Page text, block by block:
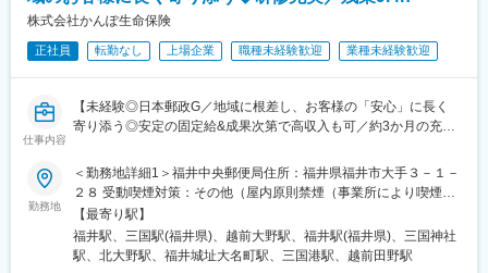
株式会社かんぽ生命保険
正社員 転勤なし 上場企業 職種未経験歓迎 業種未経験歓迎
仕事内容
【未経験◎日本郵政G／地域に根差し、お客様の「安心」に長く
寄り添う◎安定の固定給&成果次第で高収入も可／約3か月の充実
★未経験でも長期的にご活躍！
（1）約3か月の集合研修で同期とスタート★子育てなどで参加が
難しい方はリモートプログラムあり
└配属後も班体制で、教育トレーナーや先輩が日常的にフォロー
（2）営業・保険未経験で入社した社員が多数活躍中
勤務地
＜勤務地詳細1＞福井中央郵便局住所：福井県福井市大手３－１－
２８ 受動喫煙対策：その他（屋内原則禁煙（事業所により喫煙ス
ペースあり））＜勤務地詳細2＞三国郵便局住所：福井県坂井市三
国町錦４－３－６４ 受動喫煙対策：その他（屋内原則禁煙（事業
所により喫煙スペースあり））＜勤務地詳細3＞大野郵便局住所：
【最寄り駅】
福井駅、三国駅(福井県)、越前大野駅、福井駅(福井県)、三国神社
駅、北大野駅、福井城址大名町駅、三国港駅、越前田野駅